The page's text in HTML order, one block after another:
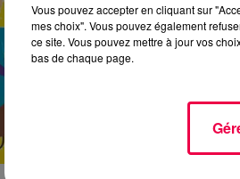
Vous pouvez accepter en cliquant sur
mes choix". Vous pouvez également
ce site. Vous pouvez mettre à jour vos
bas de chaque page.